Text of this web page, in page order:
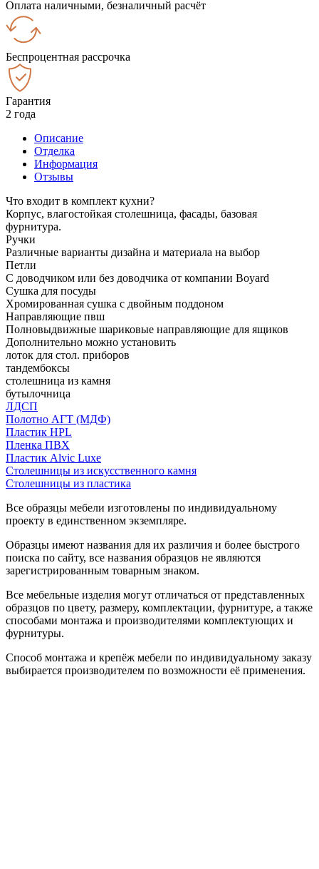
Оплата наличными, безналичный расчёт
Беспроцентная рассрочка
Гарантия
2 года
Описание
Отделка
Информация
Отзывы
Что входит в комплект кухни?
Корпус, влагостойкая столешница, фасады, базовая
фурнитура.
Ручки
Различные варианты дизайна и материала на выбор
Петли
С доводчиком или без доводчика от компании Boyard
Сушка для посуды
Хромированная сушка с двойным поддоном
Направляющие пвш
Полновыдвижные шариковые направляющие для ящиков
Дополнительно можно установить
лоток для стол. приборов
тандембоксы
столешница из камня
бутылочница
ЛДСП
Полотно АГТ (МДФ)
Пластик HPL
Пленка ПВХ
Пластик Alvic Luxe
Столешницы из искусственного камня
Столешницы из пластика
Все образцы мебели изготовлены по индивидуальному
проекту в единственном экземпляре.
Образцы имеют названия для их различия и более быстрого
поиска по сайту, все названия образцов не являются
зарегистрированным товарным знаком.
Все мебельные изделия могут отличаться от представленных
образцов по цвету, размеру, комплектации, фурнитуре, а также
способами монтажа и производителями комплектующих и
фурнитуры.
Способ монтажа и крепёж мебели по индивидуальному заказу
выбирается производителем по возможности её применения.